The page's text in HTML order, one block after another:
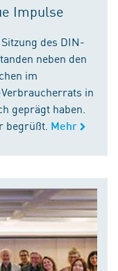
Impulse
des DIN-
neben den
im
in
geprägt haben.
begrüßt. Mehr